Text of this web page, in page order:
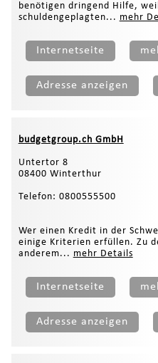
benötigen dringend Hilfe,
schuldengeplagten... mehr
Internetseite
Adresse anzeigen
budgetgroup.ch GmbH
Untertor 8
08400 Winterthur
Telefon: 0800555500
Wer einen Kredit in der
einige Kriterien erfüllen. Zu
anderem... mehr Details
Internetseite
Adresse anzeigen